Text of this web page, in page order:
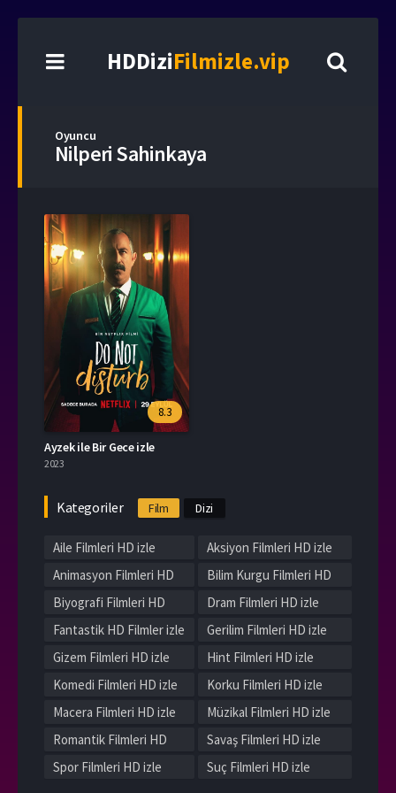
HDDiziFilmizle.vip
Oyuncu
Nilperi Sahinkaya
8.3
Ayzek ile Bir Gece izle
2023
Kategoriler Film Dizi
Aile Filmleri HD izle
Aksiyon Filmleri HD izle
Animasyon Filmleri HD
izle
Bilim Kurgu Filmleri HD
izle
Biyografi Filmleri HD
izle
Dram Filmleri HD izle
Fantastik HD Filmler izle
Gerilim Filmleri HD izle
Gizem Filmleri HD izle
Hint Filmleri HD izle
Komedi Filmleri HD izle
Korku Filmleri HD izle
Macera Filmleri HD izle
Müzikal Filmleri HD izle
Romantik Filmleri HD
izle
Savaş Filmleri HD izle
Spor Filmleri HD izle
Suç Filmleri HD izle